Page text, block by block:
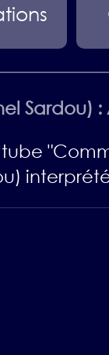
Sardou) :
tube